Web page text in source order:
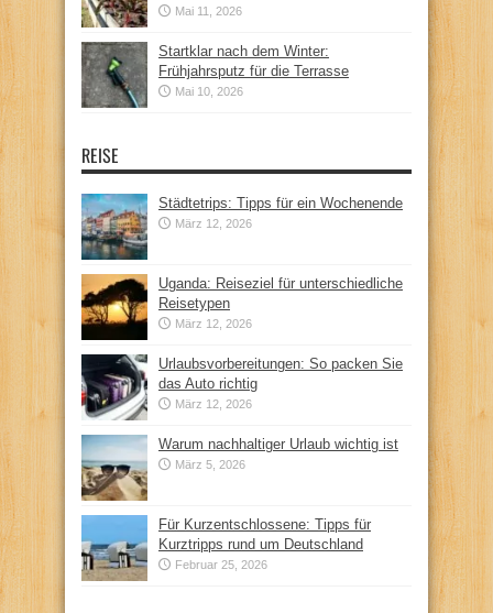
Mai 11, 2026
Startklar nach dem Winter:
Frühjahrsputz für die Terrasse
Mai 10, 2026
REISE
Städtetrips: Tipps für ein Wochenende
März 12, 2026
Uganda: Reiseziel für unterschiedliche
Reisetypen
März 12, 2026
Urlaubsvorbereitungen: So packen Sie
das Auto richtig
März 12, 2026
Warum nachhaltiger Urlaub wichtig ist
März 5, 2026
Für Kurzentschlossene: Tipps für
Kurztripps rund um Deutschland
Februar 25, 2026